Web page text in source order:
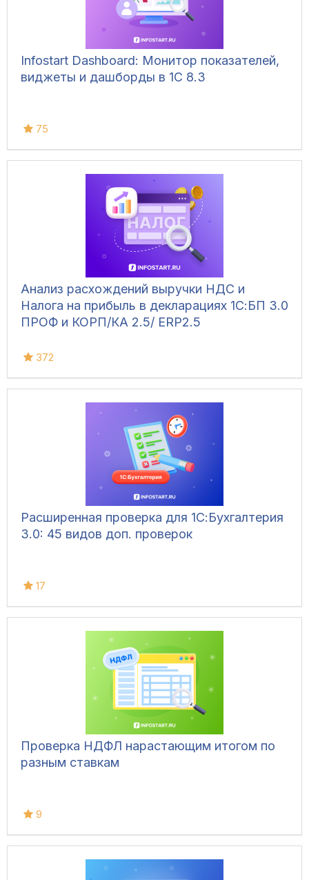
Infostart Dashboard: Монитор показателей,
виджеты и дашборды в 1С 8.3
75
Анализ расхождений выручки НДС и
Налога на прибыль в декларациях 1С:БП 3.0
ПРОФ и КОРП/КА 2.5/ ЕRP2.5
372
Расширенная проверка для 1С:Бухгалтерия
3.0: 45 видов доп. проверок
17
Проверка НДФЛ нарастающим итогом по
разным ставкам
9